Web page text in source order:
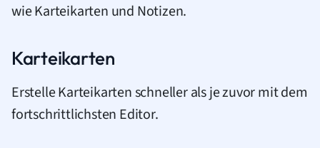
wie Karteikarten und Notizen.
Karteikarten
Erstelle Karteikarten schneller als je zuvor mit dem
fortschrittlichsten Editor.